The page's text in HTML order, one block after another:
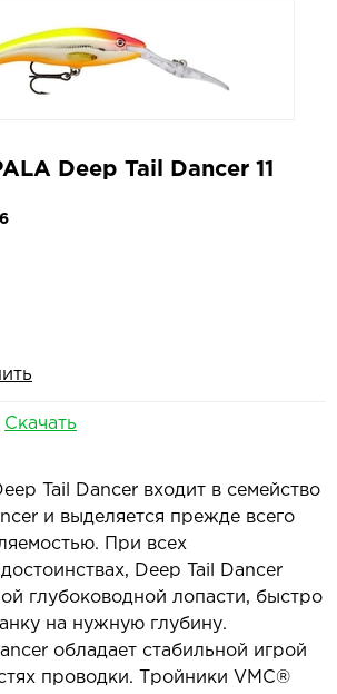
Deep Tail Dancer 11
Скачать
Tail Dancer входит в семейство
и выделяется прежде всего
При всех
Deep Tail Dancer
глубоководной лопасти, быстро
на нужную глубину.
обладает стабильной игрой
проводки. Тройники VMC®